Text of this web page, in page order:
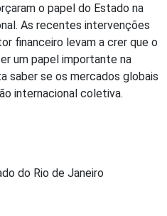
o papel do Estado na
As recentes intervenções
financeiro levam a crer que o
um papel importante na
saber se os mercados globais
internacional coletiva.
do Rio de Janeiro